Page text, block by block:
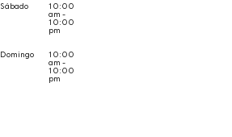
Sábado 10:00
am -
10:00
pm
Domingo 10:00
am -
10:00
pm